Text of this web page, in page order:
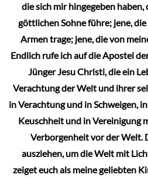
der
Produktseite
gewählt
werden
die sich mir hingegeben haben,
göttlichen Sohne führe; jene,
Armen trage; jene, die von
Endlich rufe ich auf die Apostel
Jünger Jesu Christi, die ein
Verachtung der Welt und ihrer
in Verachtung und in Schweigen,
Keuschheit und in Vereinigung
Verborgenheit vor der Welt.
ausziehen, um die Welt mit
zeiget euch als meine geliebten